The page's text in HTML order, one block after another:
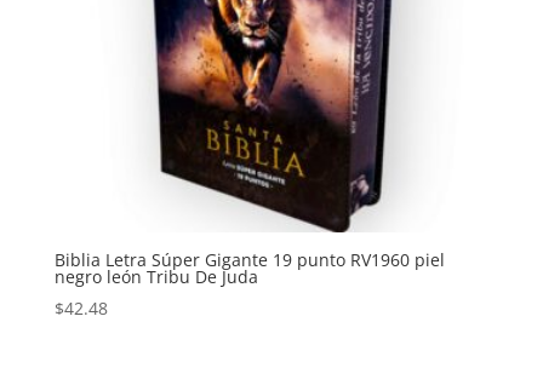
Biblia Letra Súper Gigante 19 punto RV1960 piel
negro león Tribu De Juda
$42.48